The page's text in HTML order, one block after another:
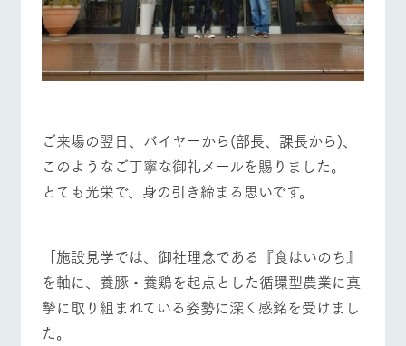
ご来場の翌日、バイヤーから(部長、課長から)、
このようなご丁寧な御礼メールを賜りました。
とても光栄で、身の引き締まる思いです。
「施設見学では、御社理念である『食はいのち』
を軸に、養豚・養鶏を起点とした循環型農業に真
摯に取り組まれている姿勢に深く感銘を受けまし
た。